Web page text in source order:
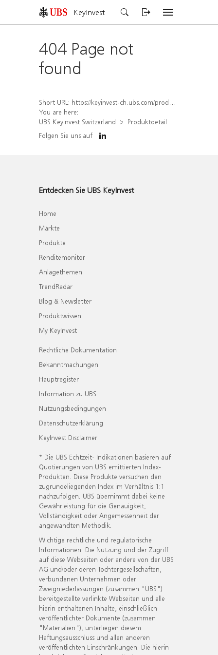
KeyInvest
404 Page not
found
Short URL: https://keyinvest-ch.ubs.com/produkt/detail/index/isin/CH1572305501
You are here:
UBS KeyInvest Switzerland
Produktdetail
Folgen Sie uns auf
Entdecken Sie UBS KeyInvest
Home
Märkte
Produkte
Renditemonitor
Anlagethemen
TrendRadar
Blog & Newsletter
Produktwissen
My KeyInvest
Rechtliche Dokumentation
Bekanntmachungen
Hauptregister
Information zu UBS
Nutzungsbedingungen
Datenschutzerklärung
KeyInvest Disclaimer
* Die UBS Echtzeit- Indikationen basieren auf
Quotierungen von UBS emittierten Index-
Produkten. Diese Produkte versuchen den
zugrundeliegenden Index im Verhältnis 1:1
nachzufolgen. UBS übernimmt dabei keine
Gewährleistung für die Genauigkeit,
Vollständigkeit oder Angemessenheit der
angewandten Methodik.
Wichtige rechtliche und regulatorische
Informationen. Die Nutzung und der Zugriff
auf diese Webseiten oder andere von der UBS
AG und/oder deren Tochtergesellschaften,
verbundenen Unternehmen oder
Zweigniederlassungen (zusammen "UBS")
bereitgestellte verlinkte Webseiten und alle
hierin enthaltenen Inhalte, einschließlich
veröffentlichter Dokumente (zusammen
"Materialien"), unterliegen diesem
Haftungsausschluss und allen anderen
veröffentlichten Einschränkungen. Die hierin